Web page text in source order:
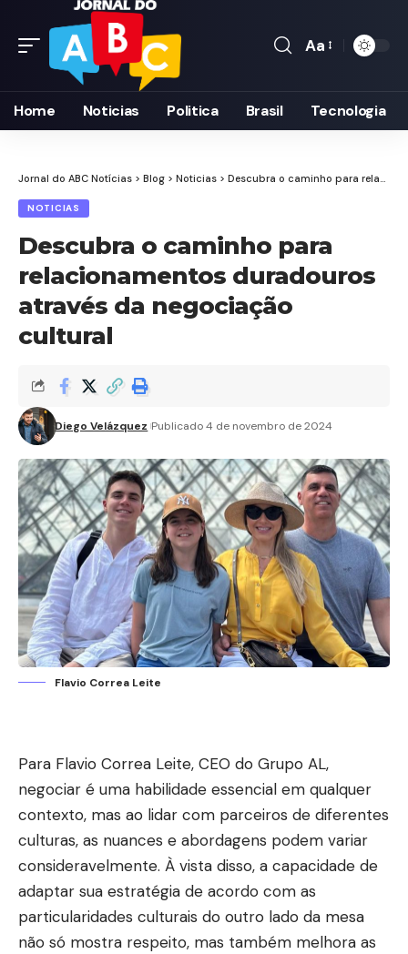
Font
Aa
Home Noticias Politica Brasil Tecnologia
Jornal do ABC Notícias > Blog > Noticias > Descubra o caminho para relacionamentos duradouros através da negociação cultural
NOTICIAS
Descubra o caminho para
relacionamentos duradouros
através da negociação
cultural
Diego Velázquez Publicado 4 de novembro de 2024
Flavio Correa Leite
Para Flavio Correa Leite, CEO do Grupo AL,
negociar é uma habilidade essencial em qualquer
contexto, mas ao lidar com parceiros de diferentes
culturas, as nuances e abordagens podem variar
consideravelmente. À vista disso, a capacidade de
adaptar sua estratégia de acordo com as
particularidades culturais do outro lado da mesa
não só mostra respeito, mas também melhora as